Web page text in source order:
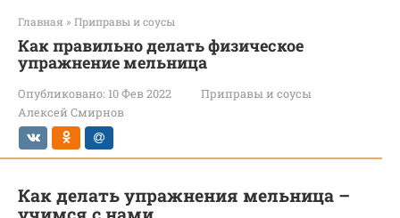
Главная » Приправы и соусы
Как правильно делать физическое
упражнение мельница
Опубликовано: 10 Фев 2022
Приправы и соусы
Алексей Смирнов
Как делать упражнения мельница –